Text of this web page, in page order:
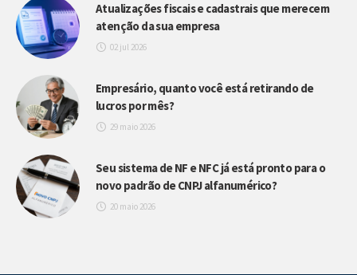
Atualizações fiscais e cadastrais que merecem
atenção da sua empresa
02 jul 2026
Empresário, quanto você está retirando de
lucros por mês?
29 maio 2026
Seu sistema de NF e NFC já está pronto para o
novo padrão de CNPJ alfanumérico?
20 maio 2026